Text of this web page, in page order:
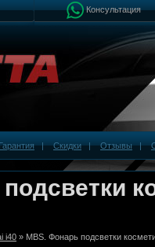
Консультация
|Скидки|Отзывы|
i40 » MBS. Фонарь подсветки